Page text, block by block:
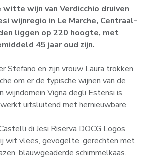
wijn van Verdicchio druiven
wijnregio in Le Marche, Centraal-
liggen op 220 hoogte, met
45 jaar oud zijn.
Stefano en zijn vrouw Laura trokken
om er de typische wijnen van de
wijndomein Vigna degli Estensi is
uitsluitend met hernieuwbare
di Jesi Riserva DOCG Logos
wit vlees, gevogelte, gerechten met
blauwgeaderde schimmelkaas.